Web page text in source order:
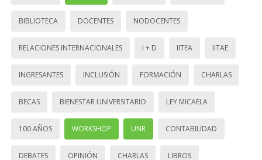
BIBLIOTECA DOCENTES NODOCENTES
RELACIONES INTERNACIONALES I + D IITEA IITAE
INGRESANTES INCLUSIÓN FORMACIÓN CHARLAS
BECAS BIENESTAR UNIVERSITARIO LEY MICAELA
100 AÑOS WORKSHOP UNR CONTABILIDAD
DEBATES OPINIÓN CHARLAS LIBROS